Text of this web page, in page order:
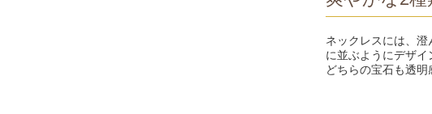
ネックレスには、
に並ぶようにデザイ
どちらの宝石も透明